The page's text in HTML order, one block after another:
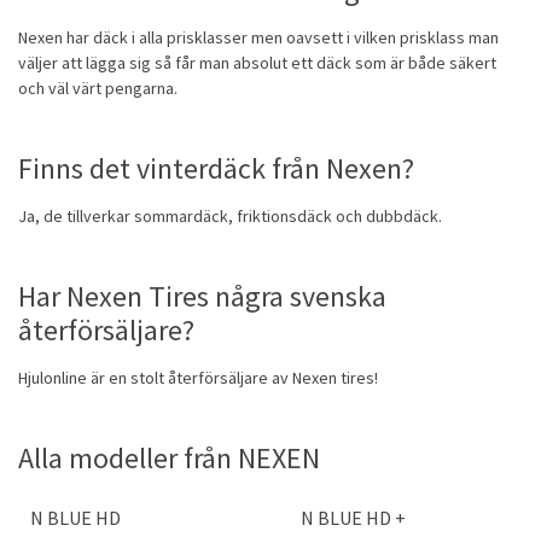
Nexen har däck i alla prisklasser men oavsett i vilken prisklass man
väljer att lägga sig så får man absolut ett däck som är både säkert
och väl värt pengarna.
Finns det vinterdäck från Nexen?
Ja, de tillverkar sommardäck, friktionsdäck och dubbdäck.
Har Nexen Tires några svenska
återförsäljare?
Hjulonline är en stolt återförsäljare av Nexen tires!
Alla modeller från NEXEN
N BLUE HD N BLUE HD +